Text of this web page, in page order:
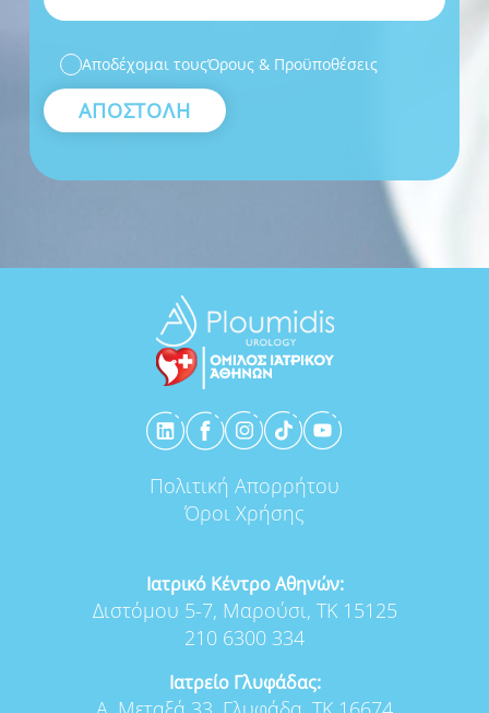
Αποδέχομαι τουςΌρους & Προϋποθέσεις
ΑΠΟΣΤΟΛΗ
Πολιτική Απορρήτου
Όροι Χρήσης
Ιατρικό Κέντρο Αθηνών:
Διστόμου 5-7, Μαρούσι, ΤΚ 15125
210 6300 334
Ιατρείο Γλυφάδας: